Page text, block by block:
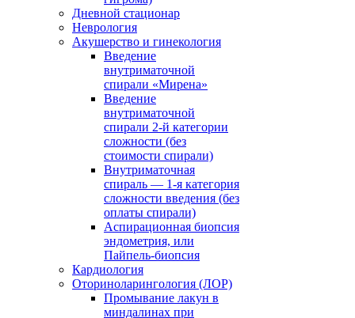
Дневной стационар
Неврология
Акушерство и гинекология
Введение
внутриматочной
спирали «Мирена»
Введение
внутриматочной
спирали 2-й категории
сложности (без
стоимости спирали)
Внутриматочная
спираль — 1-я категория
сложности введения (без
оплаты спирали)
Аспирационная биопсия
эндометрия, или
Пайпель-биопсия
Кардиология
Оториноларингология (ЛОР)
Промывание лакун в
миндалинах при